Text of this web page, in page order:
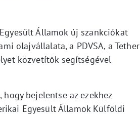
Államok új szankciókat
olajvállalata, a PDVSA, a Tether
közvetítők segítségével
bejelentse az ezekhez
Egyesült Államok Külföldi